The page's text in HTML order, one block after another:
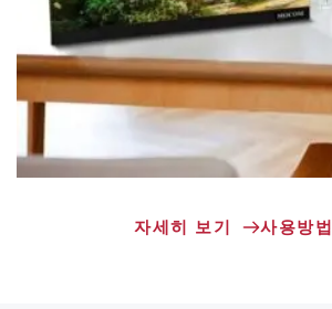
자세히 보기 사용방법